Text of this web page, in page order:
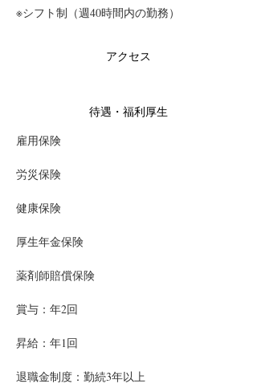
※シフト制（週40時間内の勤務）
アクセス
待遇・福利厚生
雇用保険
労災保険
健康保険
厚生年金保険
薬剤師賠償保険
賞与：年2回
昇給：年1回
退職金制度：勤続3年以上